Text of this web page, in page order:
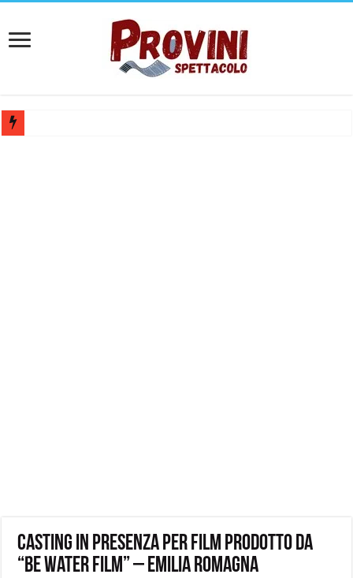
Casting in presenza per film prodotto da
“Be Water Film” – Emilia Romagna